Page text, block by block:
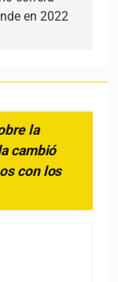
en 2022
la
cambió
con los